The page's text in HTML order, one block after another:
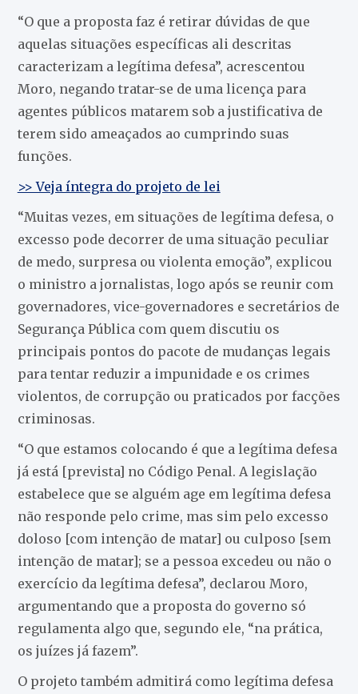
“O que a proposta faz é retirar dúvidas de que
aquelas situações específicas ali descritas
caracterizam a legítima defesa”, acrescentou
Moro, negando tratar-se de uma licença para
agentes públicos matarem sob a justificativa de
terem sido ameaçados ao cumprindo suas
funções.
>> Veja íntegra do projeto de lei
“Muitas vezes, em situações de legítima defesa, o
excesso pode decorrer de uma situação peculiar
de medo, surpresa ou violenta emoção”, explicou
o ministro a jornalistas, logo após se reunir com
governadores, vice-governadores e secretários de
Segurança Pública com quem discutiu os
principais pontos do pacote de mudanças legais
para tentar reduzir a impunidade e os crimes
violentos, de corrupção ou praticados por facções
criminosas.
“O que estamos colocando é que a legítima defesa
já está [prevista] no Código Penal. A legislação
estabelece que se alguém age em legítima defesa
não responde pelo crime, mas sim pelo excesso
doloso [com intenção de matar] ou culposo [sem
intenção de matar]; se a pessoa excedeu ou não o
exercício da legítima defesa”, declarou Moro,
argumentando que a proposta do governo só
regulamenta algo que, segundo ele, “na prática,
os juízes já fazem”.
O projeto também admitirá como legítima defesa